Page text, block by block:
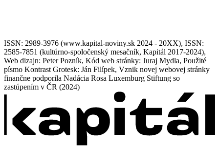
ISSN: 2989-3976 (www.kapital-noviny.sk 2024 - 20XX), ISSN:
2585-7851 (kultúrno-spoločenský mesačník, Kapitál 2017-2024),
Web dizajn: Peter Pozník, Kód web stránky: Juraj Mydla, Použité
písmo Kontrast Grotesk: Ján Filípek, Vznik novej webovej stránky
finančne podporila Nadácia Rosa Luxemburg Stiftung so
zastúpením v ČR (2024)